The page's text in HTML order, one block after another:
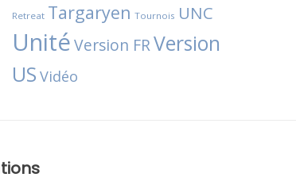
Retreat Targaryen Tournois UNC
UnitéVersion FRVersion
US Vidéo